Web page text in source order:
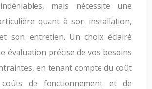
mais nécessite une
quant à son installation,
son entretien. Un choix éclairé
évaluation précise de vos besoins
en tenant compte du coût
de fonctionnement et de